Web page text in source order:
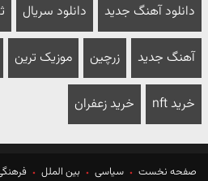
دانلود آهنگ جدید دانلود سریال
آهنگ جدید زرچین موزیک ترین
خرید nft خرید زعفران
صفحه نخست سیاسی بین الملل